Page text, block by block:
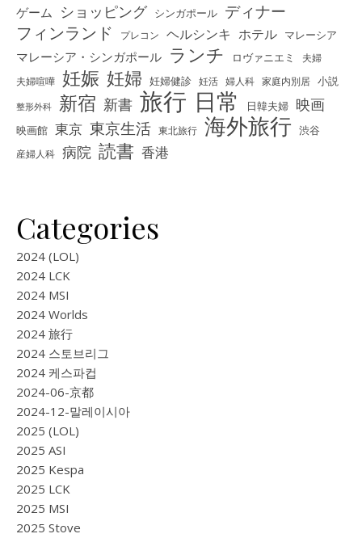
ゲーム ショッピング シンガポール ディナー
フィンランド プレコン ヘルシンキ ホテル マレーシア
マレーシア・シンガポール ランチ ロヴァニエミ
夫婦
夫婦喧嘩 妊娠 妊婦 妊婦健診 妊活 婦人科 家庭内別居 小説
整形外科 新宿 新書 旅行 日常 日韓夫婦 映画
映画館 東京 東京生活 東北旅行 海外旅行 渋谷
産婦人科 病院 読書 香港
Categories
2024 (LOL)
2024 LCK
2024 MSI
2024 Worlds
2024 旅行
2024 스토브리그
2024 케스파컵
2024-06-京都
2024-12-말레이시아
2025 (LOL)
2025 ASI
2025 Kespa
2025 LCK
2025 MSI
2025 Stove